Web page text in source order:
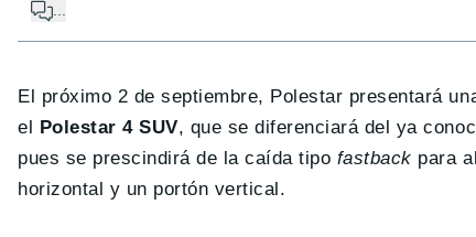
...
El próximo 2 de septiembre, Polestar presentará
el
Polestar 4 SUV, que se diferenciará del ya
pues se prescindirá de la caída tipo fastback para
horizontal y un portón vertical.